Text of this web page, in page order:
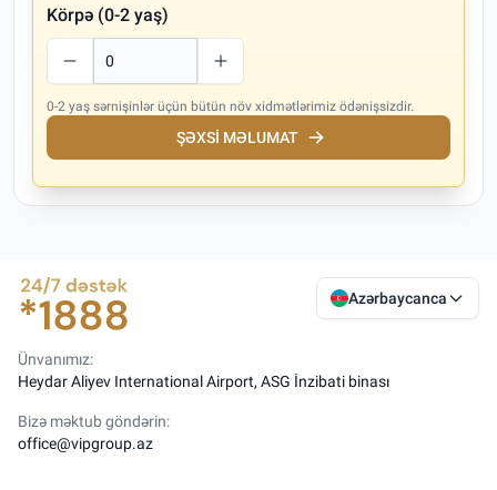
Körpə (0-2 yaş)
0-2 yaş sərnişinlər üçün bütün növ xidmətlərimiz ödənişsizdir.
ŞƏXSI MƏLUMAT
Azərbaycanca
Ünvanımız:
Heydar Aliyev International Airport, ASG İnzibati binası
Bizə məktub göndərin:
office@vipgroup.az